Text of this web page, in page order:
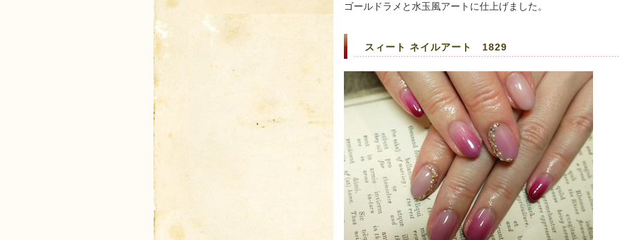
ゴールドラメと水玉風アートに仕上げました。
スィート ネイルアート 1829